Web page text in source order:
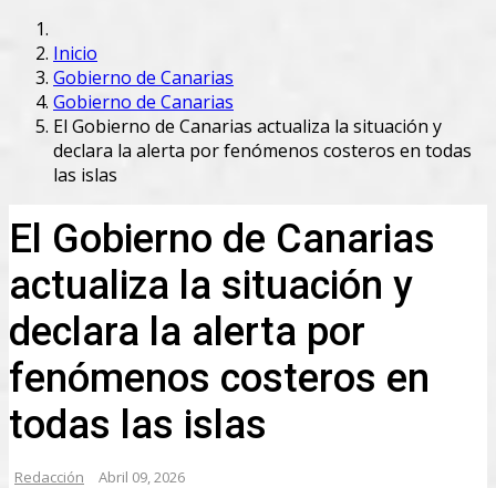
Inicio
Gobierno de Canarias
Gobierno de Canarias
El Gobierno de Canarias actualiza la situación y
declara la alerta por fenómenos costeros en todas
las islas
El Gobierno de Canarias
actualiza la situación y
declara la alerta por
fenómenos costeros en
todas las islas
Redacción Abril 09, 2026